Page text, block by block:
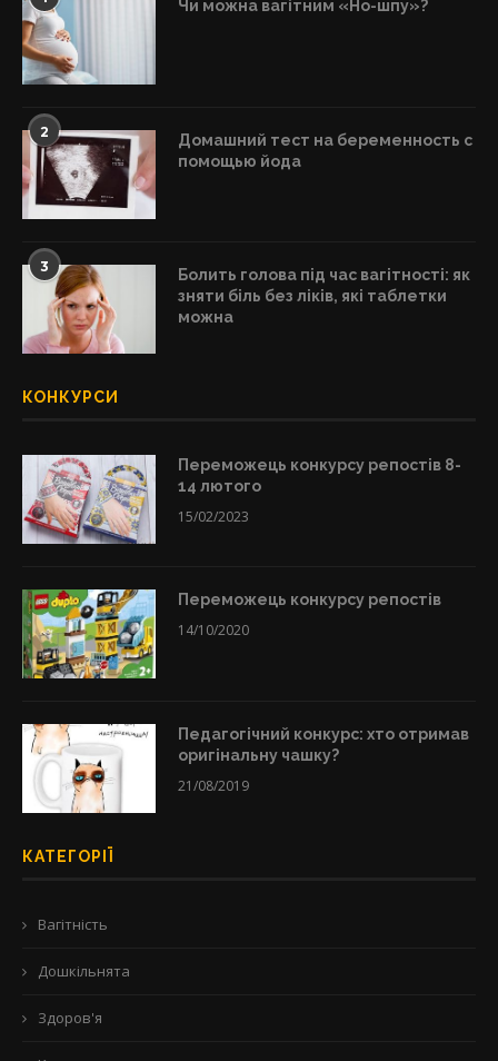
Чи можна вагітним «Но-шпу»?
2
Домашний тест на беременность с
помощью йода
3
Болить голова під час вагітності: як
зняти біль без ліків, які таблетки
можна
КОНКУРСИ
Переможець конкурсу репостів 8-
14 лютого
15/02/2023
Переможець конкурсу репостів
14/10/2020
Педагогічний конкурс: хто отримав
оригінальну чашку?
21/08/2019
КАТЕГОРІЇ
Вагітність
Дошкільнята
Здоров'я